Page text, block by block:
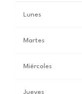
Lunes
Martes
Miércoles
Jueves